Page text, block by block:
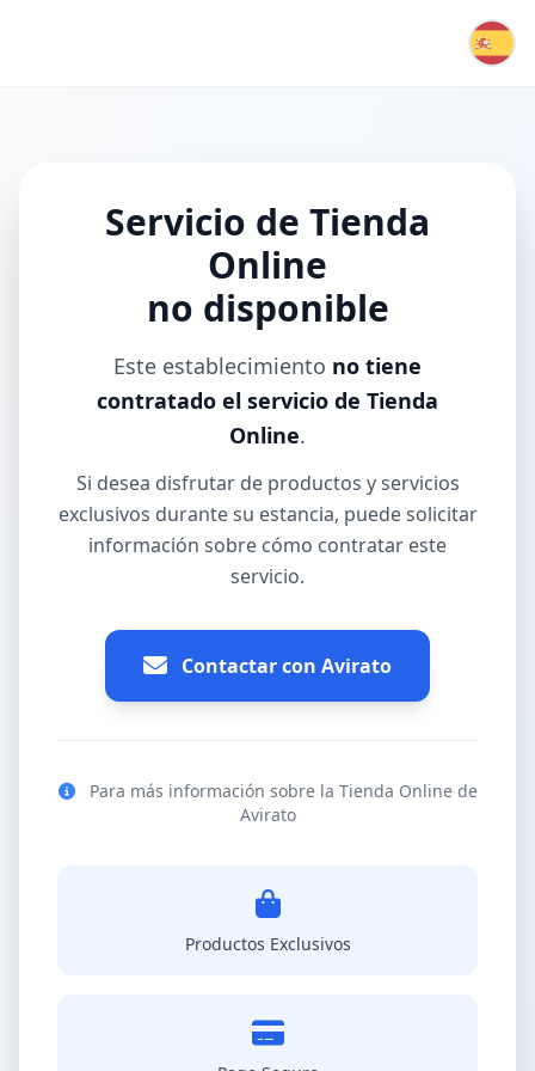
Servicio de Tienda
Online
no disponible
Este establecimiento no tiene
contratado el servicio de Tienda
Online.
Si desea disfrutar de productos y servicios
exclusivos durante su estancia, puede solicitar
información sobre cómo contratar este
servicio.
Contactar con Avirato
Para más información sobre la Tienda Online de
Avirato
Productos Exclusivos